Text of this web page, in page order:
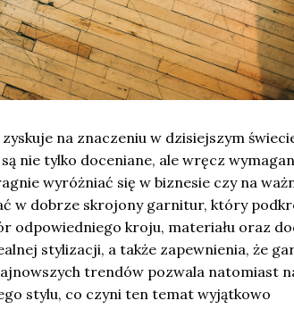
na znaczeniu w dzisiejszym
nie tylko doceniane, ale wręcz
wyróżniać się w biznesie czy na
w dobrze skrojony garnitur, który
odpowiedniego kroju, materiału oraz
stylizacji, a także zapewnienia, że
trendów pozwala natomiast
stylu, co czyni ten temat wyjątkowo